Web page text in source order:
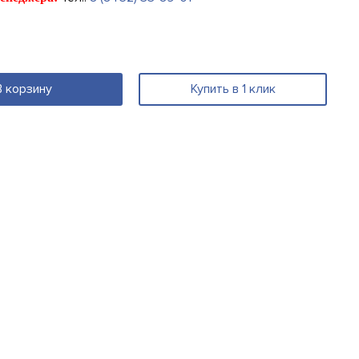
корзину Купить в 1 клик